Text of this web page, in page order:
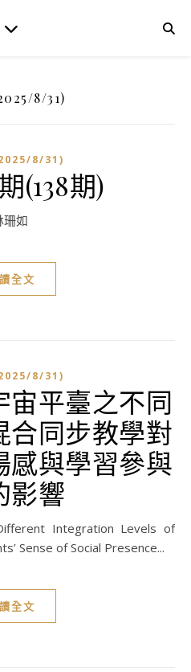
8/31)
8/31)
(138期)
珊如
全文
8/31)
宙平臺之不同
合同步教學對
感與學習參與
影響
Sense of Social Presence...
全文